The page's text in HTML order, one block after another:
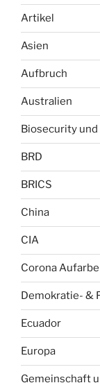
Artikel
Asien
Aufbruch
Australien
Biosecurity und
BRD
BRICS
China
CIA
Corona
Demokratie- &
Ecuador
Europa
Gemeinschaft